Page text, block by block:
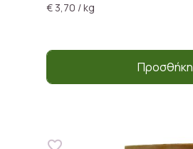
€ 3,70 / kg
Προσθήκη